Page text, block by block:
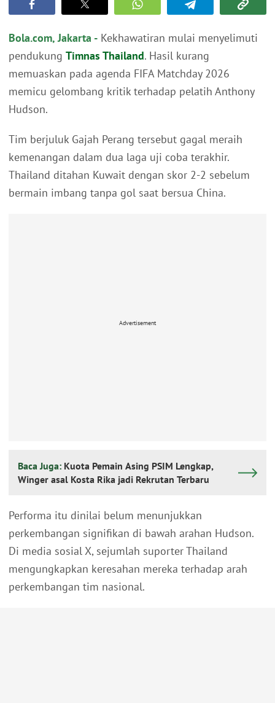
Bola.com, Jakarta - Kekhawatiran mulai menyelimuti
pendukung Timnas Thailand. Hasil kurang
memuaskan pada agenda FIFA Matchday 2026
memicu gelombang kritik terhadap pelatih Anthony
Hudson.
Tim berjuluk Gajah Perang tersebut gagal meraih
kemenangan dalam dua laga uji coba terakhir.
Thailand ditahan Kuwait dengan skor 2-2 sebelum
bermain imbang tanpa gol saat bersua China.
Advertisement
Baca Juga: Kuota Pemain Asing PSIM Lengkap,
Winger asal Kosta Rika jadi Rekrutan Terbaru
Performa itu dinilai belum menunjukkan
perkembangan signifikan di bawah arahan Hudson.
Di media sosial X, sejumlah suporter Thailand
mengungkapkan keresahan mereka terhadap arah
perkembangan tim nasional.